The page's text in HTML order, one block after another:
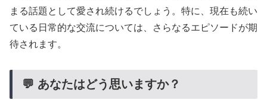
まる話題として愛され続けるでしょう。特に、現在も続い
ている日常的な交流については、さらなるエピソードが期
待されます。
💬 あなたはどう思いますか？